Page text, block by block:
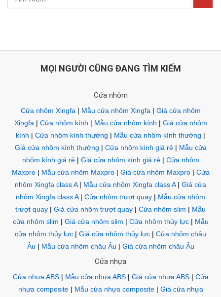
MỌI NGƯỜI CŨNG ĐANG TÌM KIẾM
Cửa nhôm
Cửa nhôm Xingfa | Mẫu cửa nhôm Xingfa | Giá cửa nhôm
Xingfa | Cửa nhôm kính | Mẫu cửa nhôm kính | Giá cửa nhôm
kính | Cửa nhôm kính thường | Mẫu cửa nhôm kính thường |
Giá cửa nhôm kính thường | Cửa nhôm kính giá rẻ| Mẫu cửa
nhôm kính giá rẻ| Giá cửa nhôm kính giá rẻ| Cửa nhôm
Maxpro| Mẫu cửa nhôm Maxpro| Giá cửa nhôm Maxpro| Cửa
nhôm Xingfa class A| Mẫu cửa nhôm Xingfa class A| Giá cửa
nhôm Xingfa class A| Cửa nhôm trượt quay | Mẫu cửa nhôm
trượt quay | Giá cửa nhôm trượt quay | Cửa nhôm slim | Mẫu
cửa nhôm slim | Giá cửa nhôm slim | Cửa nhôm thủy lực| Mẫu
cửa nhôm thủy lực | Giá cửa nhôm thủy lực | Cửa nhôm châu
Âu | Mẫu cửa nhôm châu Âu | Giá cửa nhôm châu Âu
Cửa nhựa
Cửa nhựa ABS| Mẫu cửa nhựa ABS| Giá cửa nhựa ABS| Cửa
nhựa composite| Mẫu cửa nhựa composite| Giá cửa nhựa